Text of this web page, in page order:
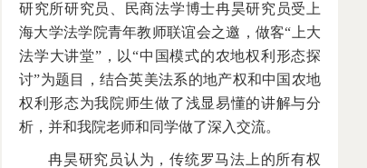
研究所研究员、民商法学博士冉昊研究员受上
海大学法学院青年教师联谊会之邀，做客“上大
法学大讲堂”，以“中国模式的农地权利形态探
讨”为题目，结合英美法系的地产权和中国农地
权利形态为我院师生做了浅显易懂的讲解与分
析，并和我院老师和同学做了深入交流。
冉昊研究员认为，传统罗马法上的所有权